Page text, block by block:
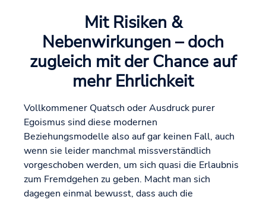
Mit Risiken &
Nebenwirkungen – doch
zugleich mit der Chance auf
mehr Ehrlichkeit
Vollkommener Quatsch oder Ausdruck purer
Egoismus sind diese modernen
Beziehungsmodelle also auf gar keinen Fall, auch
wenn sie leider manchmal missverständlich
vorgeschoben werden, um sich quasi die Erlaubnis
zum Fremdgehen zu geben. Macht man sich
dagegen einmal bewusst, dass auch die